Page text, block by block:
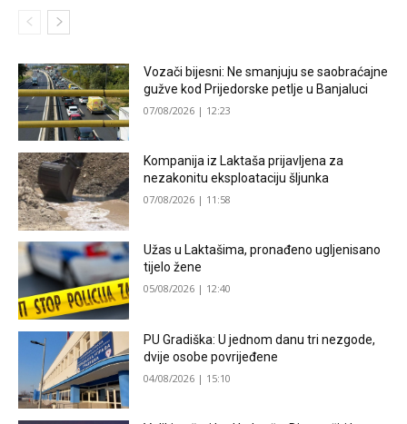
Vozači bijesni: Ne smanjuju se saobraćajne
gužve kod Prijedorske petlje u Banjaluci
07/08/2026 | 12:23
Kompanija iz Laktaša prijavljena za
nezakonitu eksploataciju šljunka
07/08/2026 | 11:58
Užas u Laktašima, pronađeno ugljenisano
tijelo žene
05/08/2026 | 12:40
PU Gradiška: U jednom danu tri nezgode,
dvije osobe povrijeđene
04/08/2026 | 15:10